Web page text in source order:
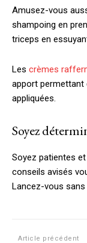
Amusez-vous
shampoing en
triceps en
Les crèmes
apport permettant
appliquées.
Soyez
Soyez patientes
conseils avisés
Lancez-vous
Article précédent